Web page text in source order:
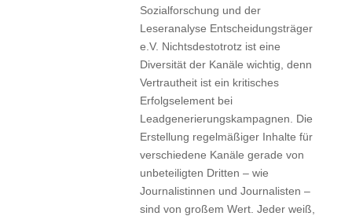
Sozialforschung und der
Leseranalyse Entscheidungsträger
e.V. Nichtsdestotrotz ist eine
Diversität der Kanäle wichtig, denn
Vertrautheit ist ein kritisches
Erfolgselement bei
Leadgenerierungskampagnen. Die
Erstellung regelmäßiger Inhalte für
verschiedene Kanäle gerade von
unbeteiligten Dritten – wie
Journalistinnen und Journalisten –
sind von großem Wert. Jeder weiß,